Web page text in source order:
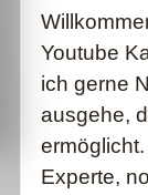
Youtube
ich gerne
ausgehe,
Experte,